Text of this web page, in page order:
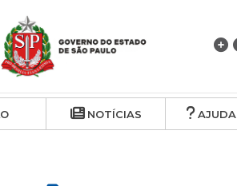
NOTÍCIAS AJUDA